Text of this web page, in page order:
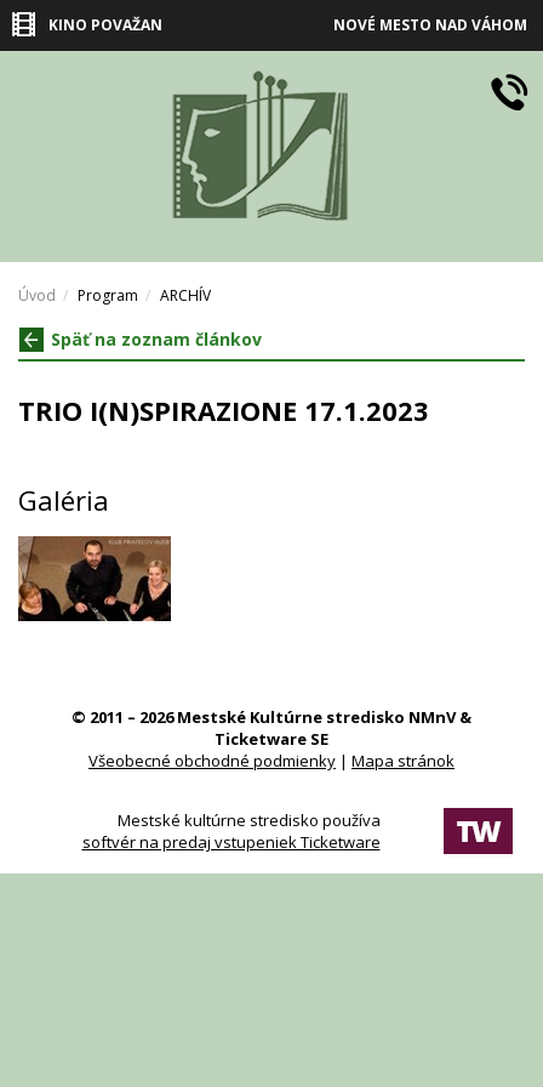
KINO POVAŽAN NOVÉ MESTO NAD VÁHOM
Úvod Program ARCHÍV
Späť na zoznam článkov
TRIO I(N)SPIRAZIONE 17.1.2023
Galéria
© 2011 – 2026 Mestské Kultúrne stredisko NMnV &
Ticketware SE
Všeobecné obchodné podmienky | Mapa stránok
Mestské kultúrne stredisko používa
softvér na predaj vstupeniek Ticketware